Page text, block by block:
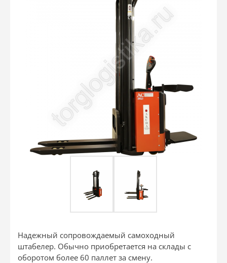
Надежный сопровождаемый самоходный
штабелер. Обычно приобретается на склады с
оборотом более 60 паллет за смену.